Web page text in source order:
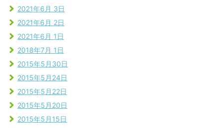
2021年6月 3日
2021年6月 2日
2021年6月 1日
2018年7月 1日
2015年5月30日
2015年5月24日
2015年5月22日
2015年5月20日
2015年5月15日